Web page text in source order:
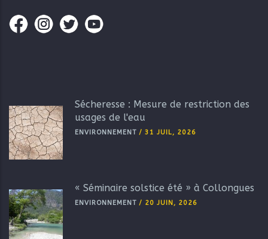
Sécheresse : Mesure de restriction des
usages de l'eau
ENVIRONNEMENT / 31 JUIL, 2026
« Séminaire solstice été » à Collongues
ENVIRONNEMENT / 20 JUIN, 2026